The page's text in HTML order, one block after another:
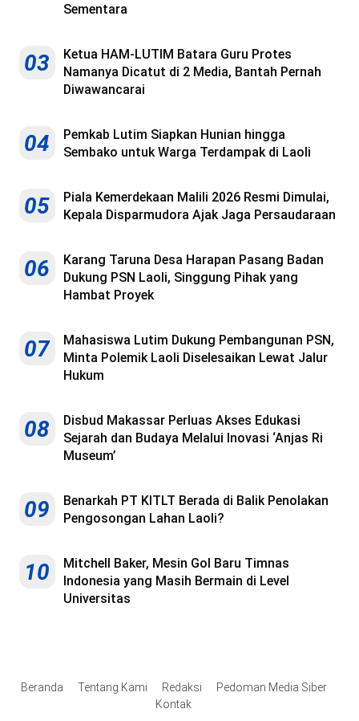
Sementara
03
Ketua HAM-LUTIM Batara Guru Protes
Namanya Dicatut di 2 Media, Bantah Pernah
Diwawancarai
04
Pemkab Lutim Siapkan Hunian hingga
Sembako untuk Warga Terdampak di Laoli
05
Piala Kemerdekaan Malili 2026 Resmi Dimulai,
Kepala Disparmudora Ajak Jaga Persaudaraan
06
Karang Taruna Desa Harapan Pasang Badan
Dukung PSN Laoli, Singgung Pihak yang
Hambat Proyek
07
Mahasiswa Lutim Dukung Pembangunan PSN,
Minta Polemik Laoli Diselesaikan Lewat Jalur
Hukum
08
Disbud Makassar Perluas Akses Edukasi
Sejarah dan Budaya Melalui Inovasi ‘Anjas Ri
Museum’
09
Benarkah PT KITLT Berada di Balik Penolakan
Pengosongan Lahan Laoli?
10
Mitchell Baker, Mesin Gol Baru Timnas
Indonesia yang Masih Bermain di Level
Universitas
Beranda Tentang Kami Redaksi
Pedoman Media Siber
Kontak